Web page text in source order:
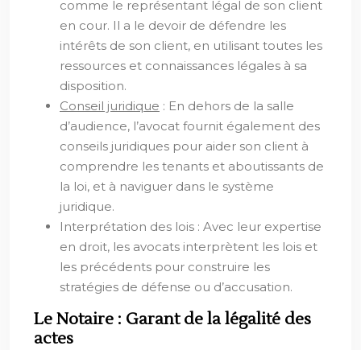
comme le représentant légal de son client
en cour. Il a le devoir de défendre les
intérêts de son client, en utilisant toutes les
ressources et connaissances légales à sa
disposition.
Conseil juridique : En dehors de la salle
d’audience, l’avocat fournit également des
conseils juridiques pour aider son client à
comprendre les tenants et aboutissants de
la loi, et à naviguer dans le système
juridique.
Interprétation des lois : Avec leur expertise
en droit, les avocats interprètent les lois et
les précédents pour construire les
stratégies de défense ou d’accusation.
Le Notaire : Garant de la légalité des
actes